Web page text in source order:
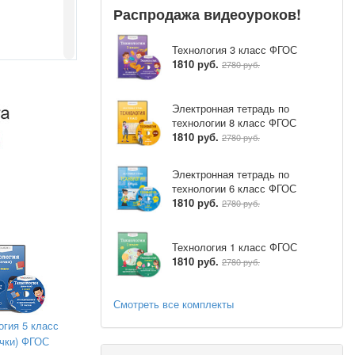
уроках
всего
разных
5 класс
ФГОС
Распродажа видеоуроков!
Технология 3 класс ФГОС
1810 руб. 2780 руб.
Электронная тетрадь по
технологии 8 класс ФГОС
1810 руб. 2780 руб.
Электронная тетрадь по
технологии 6 класс ФГОС
1810 руб. 2780 руб.
Технология 1 класс ФГОС
1810 руб. 2780 руб.
Смотреть все комплекты